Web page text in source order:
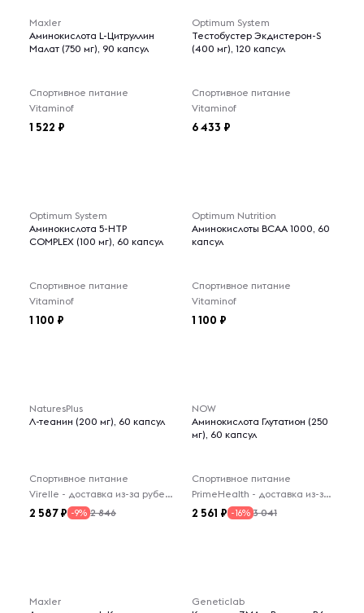
Maxler
Аминокислота L-Цитруллин
Малат (750 мг), 90 капсул
Спортивное питание
Vitaminof
1 522
Optimum System
Тестобустер Экдистерон-S
(400 мг), 120 капсул
Спортивное питание
Vitaminof
6 433
Optimum System
Аминокислота 5-НТР
COMPLEX (100 мг), 60 капсул
Спортивное питание
Vitaminof
1 100
Optimum Nutrition
Аминокислоты BCAA 1000, 60
капсул
Спортивное питание
Vitaminof
1 100
NaturesPlus
Л-теанин (200 мг), 60 капсул
Спортивное питание
Virelle - доставка из-за рубежа
2 587 -9% 2 846
NOW
Аминокислота Глутатион (250
мг), 60 капсул
Спортивное питание
PrimeHealth - доставка из-за рубежа
2 561 -16% 3 041
Maxler
Geneticlab